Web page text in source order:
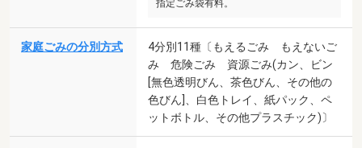
指定ごみ袋有料。
家庭ごみの分別方式
4分別11種〔もえるごみ もえないご
み 危険ごみ 資源ごみ(カン、ビン
[無色透明びん、茶色びん、その他の
色びん]、白色トレイ、紙パック、ペ
ットボトル、その他プラスチック)〕